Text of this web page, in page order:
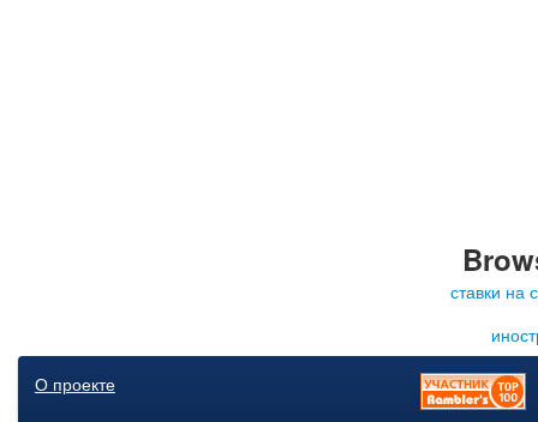
ставки на
О проекте